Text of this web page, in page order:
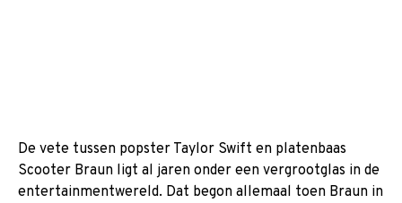
De vete tussen popster Taylor Swift en platenbaas
Scooter Braun ligt al jaren onder een vergrootglas in de
entertainmentwereld. Dat begon allemaal toen Braun in